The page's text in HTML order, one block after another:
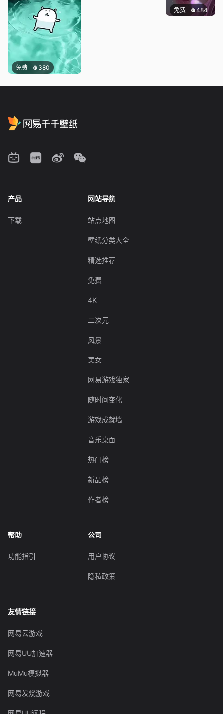
免费 380
免费 484辰东
产品
下载
网站导航
站点地图
壁纸分类大全
精选推荐
免费
4K
二次元
风景
美女
网易游戏独家
随时间变化
游戏成就墙
音乐桌面
热门榜
新品榜
作者榜
帮助
功能指引
公司
用户协议
隐私政策
友情链接
网易云游戏
网易UU加速器
MuMu模拟器
网易发烧游戏